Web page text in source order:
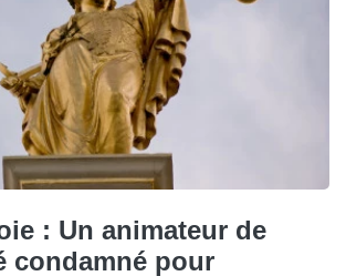
: Un animateur de
condamné pour